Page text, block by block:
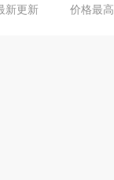
新更新 价格最高